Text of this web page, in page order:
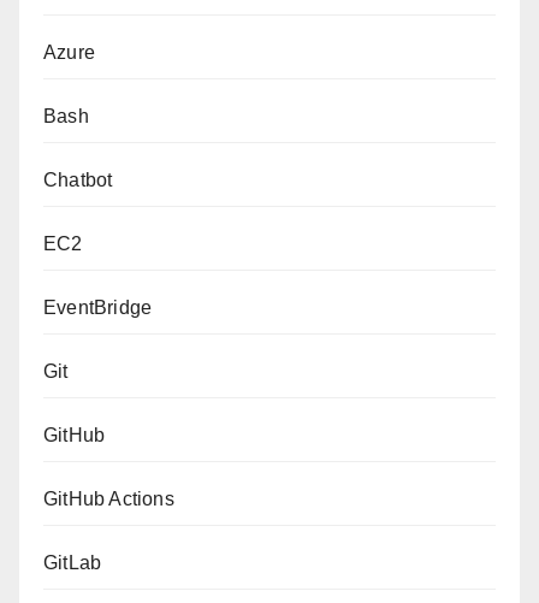
Azure
Bash
Chatbot
EC2
EventBridge
Git
GitHub
GitHub Actions
GitLab